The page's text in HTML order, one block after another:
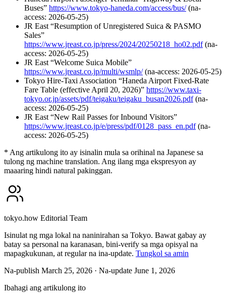
Buses” https://www.tokyo-haneda.com/access/bus/(na-
access: 2026-05-25)
JR East “Resumption of Unregistered Suica & PASMO
Sales”
https://www.jreast.co.jp/press/2024/20250218_ho02.pdf(na-
access: 2026-05-25)
JR East “Welcome Suica Mobile”
https://www.jreast.co.jp/multi/wsmlp/(na-access: 2026-05-25)
Tokyo Hire-Taxi Association “Haneda Airport Fixed-Rate
Fare Table (effective April 20, 2026)” https://www.taxi-
tokyo.or.jp/assets/pdf/teigaku/teigaku_busan2026.pdf(na-
access: 2026-05-25)
JR East “New Rail Passes for Inbound Visitors”
https://www.jreast.co.jp/e/press/pdf/0128_pass_en.pdf(na-
access: 2026-05-25)
* Ang artikulong ito ay isinalin mula sa orihinal na Japanese sa
tulong ng machine translation. Ang ilang mga ekspresyon ay
maaaring hindi natural pakinggan.
tokyo.how Editorial Team
Isinulat ng mga lokal na naninirahan sa Tokyo. Bawat gabay ay
batay sa personal na karanasan, bini-verify sa mga opisyal na
mapagkukunan, at regular na ina-update. Tungkol sa amin
Na-publish March 25, 2026 · Na-update June 1, 2026
Ibahagi ang artikulong ito